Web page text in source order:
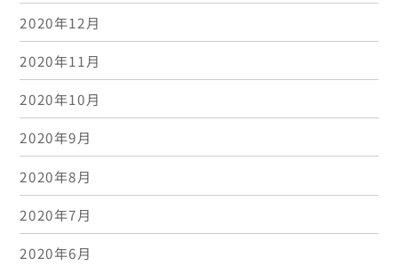
2020年12月
2020年11月
2020年10月
2020年9月
2020年8月
2020年7月
2020年6月